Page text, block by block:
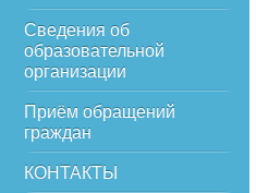
Сведения об
образовательной
организации
Приём обращений
граждан
КОНТАКТЫ